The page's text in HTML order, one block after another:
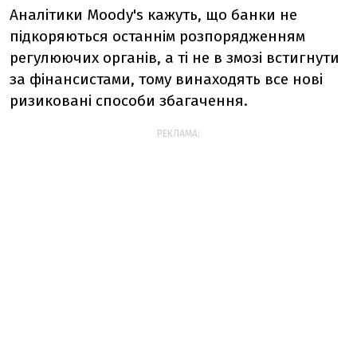
Аналітики Moody's кажуть, що банки не
підкоряються останнім розпорядженням
регулюючих органів, а ті не в змозі встигнути
за фінансистами, тому винаходять все нові
ризиковані способи збагачення.
РЕКЛАМА: